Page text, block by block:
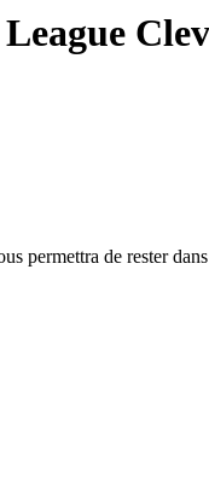
permettra de rester